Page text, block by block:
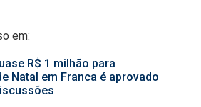
em:
R$ 1 milhão para
Natal em Franca é aprovado